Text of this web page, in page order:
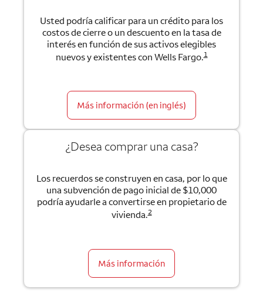
Usted podría calificar para un crédito para los
costos de cierre o un descuento en la tasa de
interés en función de sus activos elegibles
nuevos y existentes con Wells Fargo.1
Más información (en inglés)
¿Desea comprar una casa?
Los recuerdos se construyen en casa, por lo que
una subvención de pago inicial de $10,000
podría ayudarle a convertirse en propietario de
vivienda.2
Más información